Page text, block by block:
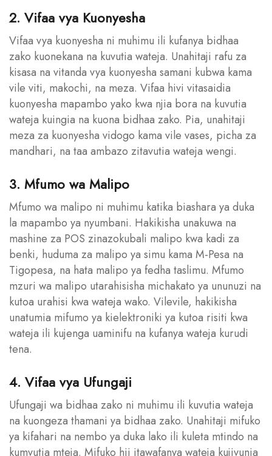
2. Vifaa vya Kuonyesha
Vifaa vya kuonyesha ni muhimu ili kufanya bidhaa
zako kuonekana na kuvutia wateja. Unahitaji rafu za
kisasa na vitanda vya kuonyesha samani kubwa kama
vile viti, makochi, na meza. Vifaa hivi vitasaidia
kuonyesha mapambo yako kwa njia bora na kuvutia
wateja kuingia na kuona bidhaa zako. Pia, unahitaji
meza za kuonyesha vidogo kama vile vases, picha za
mandhari, na taa ambazo zitavutia wateja wengi.
3. Mfumo wa Malipo
Mfumo wa malipo ni muhimu katika biashara ya duka
la mapambo ya nyumbani. Hakikisha unakuwa na
mashine za POS zinazokubali malipo kwa kadi za
benki, huduma za malipo ya simu kama M-Pesa na
Tigopesa, na hata malipo ya fedha taslimu. Mfumo
mzuri wa malipo utarahisisha michakato ya ununuzi na
kutoa urahisi kwa wateja wako. Vilevile, hakikisha
unatumia mifumo ya kielektroniki ya kutoa risiti kwa
wateja ili kujenga uaminifu na kufanya wateja kurudi
tena.
4. Vifaa vya Ufungaji
Ufungaji wa bidhaa zako ni muhimu ili kuvutia wateja
na kuongeza thamani ya bidhaa zako. Unahitaji mifuko
ya kifahari na nembo ya duka lako ili kuleta mtindo na
kumvutia mteja. Mifuko hii itawafanya wateja kujivunia